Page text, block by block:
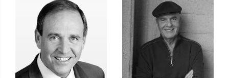
Mel Robbins